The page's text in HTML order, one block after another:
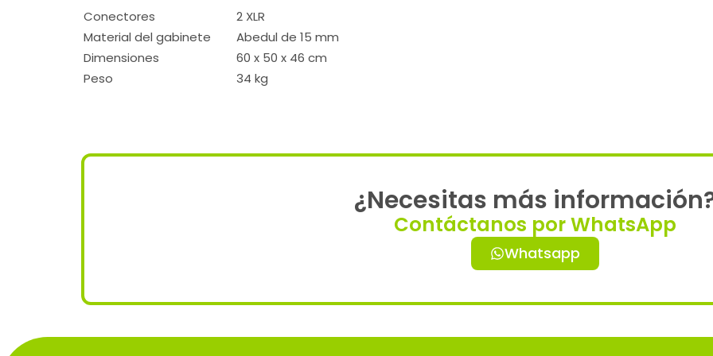
Conectores
2 XLR
Material del gabinete
Abedul de 15 mm
Dimensiones
60 x 50 x 46 cm
Peso
34 kg
¿Necesitas más
Contáctanos por WhatsApp
Whatsapp